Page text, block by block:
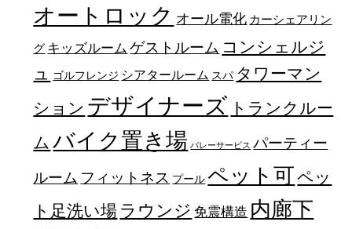
オートロック オール電化 カーシェアリン
グ キッズルーム ゲストルーム コンシェルジ
ュ
ゴルフレンジ シアタールーム スパ タワーマン
ション デザイナーズ トランクルー
ム バイク置き場 バレーサービス パーティー
ルーム フィットネス プール ペット可ペッ
ト足洗い場 ラウンジ 免震構造 内廊下